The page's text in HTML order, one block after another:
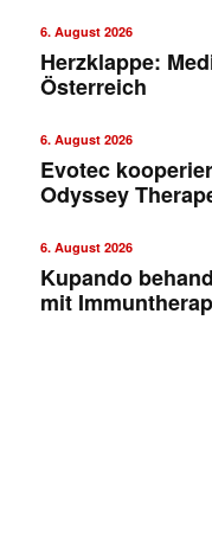
6. August 2026
Herzklappe:
Österreich
6. August 2026
Evotec
Odyssey
6. August 2026
Kupando
mit